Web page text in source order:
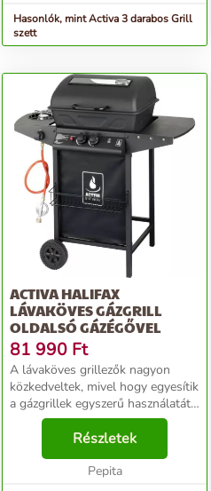
Hasonlók, mint Activa 3 darabos Grill
szett
ACTIVA HALIFAX
LÁVAKÖVES GÁZGRILL
OLDALSÓ GÁZÉGŐVEL
81 990 Ft
A lávaköves grillezők nagyon
közkedveltek, mivel hogy egyesítik
a gázgrillek egyszerű használatát
a faszenes grillezés hangulatával;
A természetes lávakövek gyorsan
közvetítik a hőt az égőfejektől a ...
Részletek
Pepita